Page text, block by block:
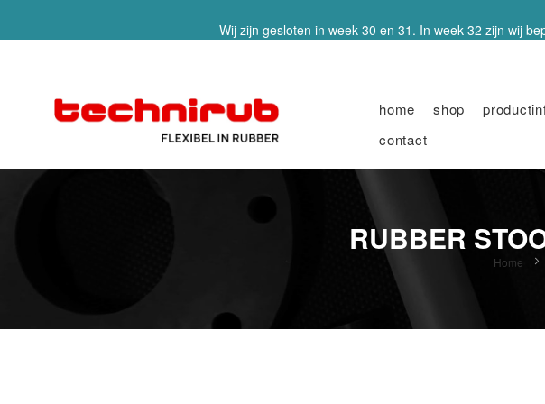
Wij zijn gesloten in week 30 en 31. In week 32 zijn wij
home shop
contact
RUBBER
Home